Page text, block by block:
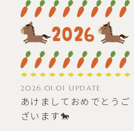
2026.01.01 UPDATE
あけましておめでとうご
ざいます🐎